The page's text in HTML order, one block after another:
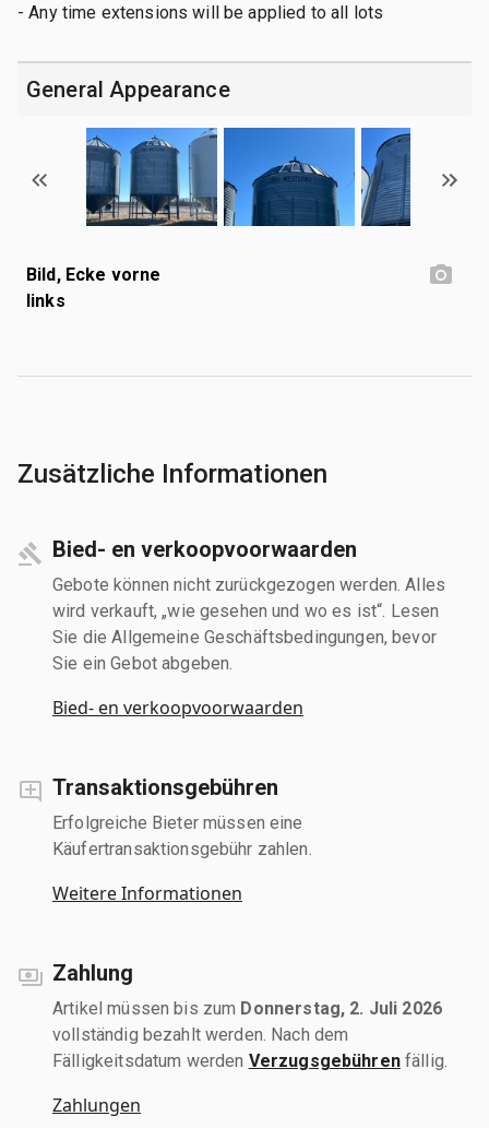
- Any time extensions will be applied to all lots
General Appearance
Bild, Ecke vorne
links
Zusätzliche Informationen
Bied- en verkoopvoorwaarden
Gebote können nicht zurückgezogen werden. Alles
wird verkauft, „wie gesehen und wo es ist“. Lesen
Sie die Allgemeine Geschäftsbedingungen, bevor
Sie ein Gebot abgeben.
Bied- en verkoopvoorwaarden
Transaktionsgebühren
Erfolgreiche Bieter müssen eine
Käufertransaktionsgebühr zahlen.
Weitere Informationen
Zahlung
Artikel müssen bis zum Donnerstag, 2. Juli 2026
vollständig bezahlt werden. Nach dem
Fälligkeitsdatum werden Verzugsgebührenfällig.
Zahlungen